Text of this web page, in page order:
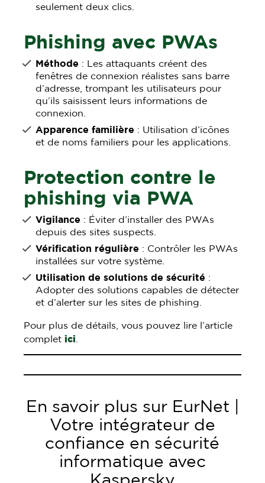
seulement deux clics.
Phishing avec PWAs
Méthode : Les attaquants créent des
fenêtres de connexion réalistes sans barre
d’adresse, trompant les utilisateurs pour
qu’ils saisissent leurs informations de
connexion.
Apparence familière : Utilisation d’icônes
et de noms familiers pour les applications.
Protection contre le
phishing via PWA
Vigilance : Éviter d’installer des PWAs
depuis des sites suspects.
Vérification régulière : Contrôler les PWAs
installées sur votre système.
Utilisation de solutions de sécurité :
Adopter des solutions capables de détecter
et d’alerter sur les sites de phishing.
Pour plus de détails, vous pouvez lire l’article
completici
En savoir plus sur EurNet |
Votre intégrateur de
confiance en sécurité
informatique avec